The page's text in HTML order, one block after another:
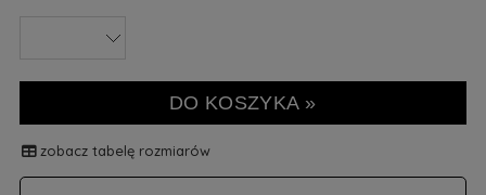
DO KOSZYKA »
zobacz tabelę rozmiarów